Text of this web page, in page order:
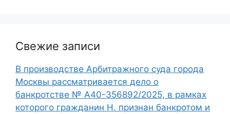
Свежие записи
В производстве Арбитражного суда города
Москвы рассматривается дело о
банкротстве № А40-356892/2025, в рамках
которого гражданин Н. признан банкротом и